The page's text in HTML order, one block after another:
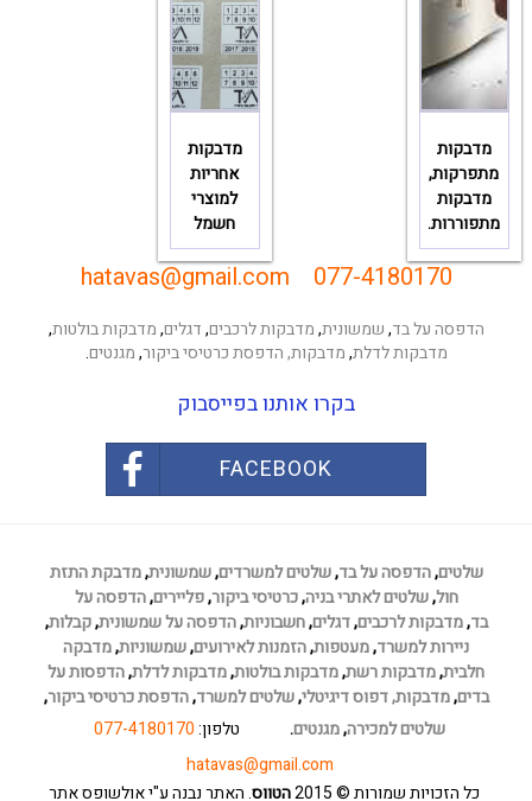
מדבקות
מתפרקות,
מדבקות
מתפוררות.
מדבקות
אחריות
למוצרי
חשמל
077-4180170
hatavas@gmail.com
הדפסה על בד,שמשונית,מדבקות לרכבים,דגלים,מדבקות בולטות,
מדבקות לדלת,מדבקות,הדפסת כרטיסי ביקור,מגנטים.
בקרו אותנו בפייסבוק
FACEBOOK
שלטים,הדפסה על בד,שלטים למשרדים,שמשונית,מדבקת התזת
חול,שלטים לאתרי בניה,כרטיסי ביקור,פליירים,הדפסה על
בד,מדבקות לרכבים,דגלים,חשבוניות,הדפסה על שמשונית,קבלות,
ניירות למשרד,מעטפות,הזמנות לאירועים,שמשוניות,מדבקה
חלבית,מדבקות רשת,מדבקות בולטות,מדבקות לדלת,הדפסות על
בדים,מדבקות,דפוס דיגיטלי,שלטים למשרד,הדפסת כרטיסי ביקור,
שלטים למכירה,מגנטים. טלפון:077-4180170
hatavas@gmail.com
כל הזכויות שמורות© 2015 הטווס. האתר נבנה ע"י אולשופסאתר